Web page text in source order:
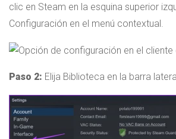
clic en Steam en la esquina superior
Configuración en el menú contextual.
Paso 2: Elija Biblioteca en la barra